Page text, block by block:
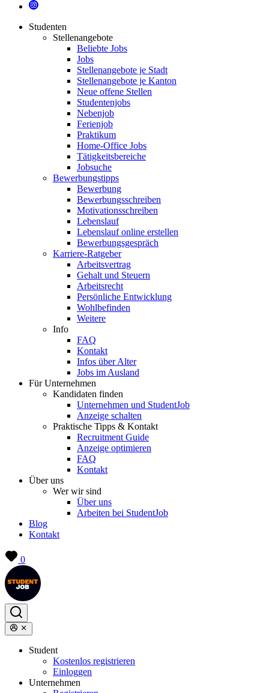
Studenten
Stellenangebote
Beliebte Jobs
Jobs
Stellenangebote je Stadt
Stellenangebote je Kanton
Neue offene Stellen
Studentenjobs
Nebenjob
Ferienjob
Praktikum
Home-Office Jobs
Tätigkeitsbereiche
Jobsuche
Bewerbungstipps
Bewerbung
Bewerbungsschreiben
Motivationsschreiben
Lebenslauf
Lebenslauf online erstellen
Bewerbungsgespräch
Karriere-Ratgeber
Arbeitsvertrag
Gehalt und Steuern
Arbeitsrecht
Persönliche Entwicklung
Wohlbefinden
Weitere
Info
FAQ
Kontakt
Infos über Alter
Jobs im Ausland
Für Unternehmen
Kandidaten finden
Unternehmen und StudentJob
Anzeige schalten
Praktische Tipps & Kontakt
Recruitment Guide
Anzeige optimieren
FAQ
Kontakt
Über uns
Wer wir sind
Über uns
Arbeiten bei StudentJob
Blog
Kontakt
0
Student
Kostenlos registrieren
Einloggen
Unternehmen